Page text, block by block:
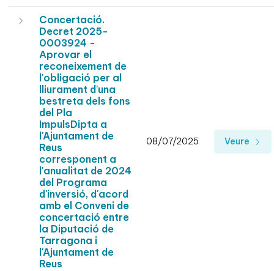
Concertació.
Decret 2025-
0003924 -
Aprovar el
reconeixement de
l'obligació per al
lliurament d'una
bestreta dels fons
del Pla
ImpulsDipta a
l'Ajuntament de
Reus
corresponent a
l'anualitat de 2024
del Programa
d'inversió, d'acord
amb el Conveni de
concertació entre
la Diputació de
Tarragona i
l'Ajuntament de
Reus
08/07/2025 Veure